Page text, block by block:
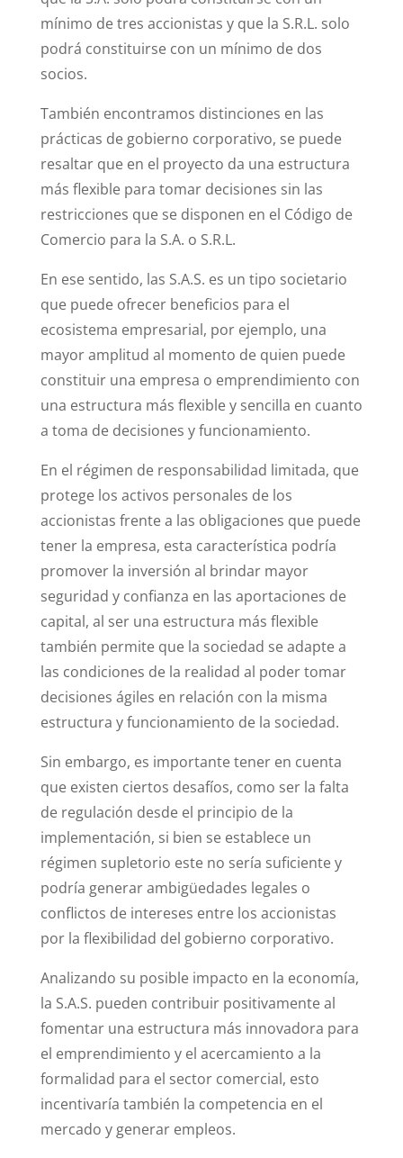
mínimo de tres accionistas y que la S.R.L. solo
podrá constituirse con un mínimo de dos
socios.
También encontramos distinciones en las
prácticas de gobierno corporativo, se puede
resaltar que en el proyecto da una estructura
más flexible para tomar decisiones sin las
restricciones que se disponen en el Código de
Comercio para la S.A. o S.R.L.
En ese sentido, las S.A.S. es un tipo societario
que puede ofrecer beneficios para el
ecosistema empresarial, por ejemplo, una
mayor amplitud al momento de quien puede
constituir una empresa o emprendimiento con
una estructura más flexible y sencilla en cuanto
a toma de decisiones y funcionamiento.
En el régimen de responsabilidad limitada, que
protege los activos personales de los
accionistas frente a las obligaciones que puede
tener la empresa, esta característica podría
promover la inversión al brindar mayor
seguridad y confianza en las aportaciones de
capital, al ser una estructura más flexible
también permite que la sociedad se adapte a
las condiciones de la realidad al poder tomar
decisiones ágiles en relación con la misma
estructura y funcionamiento de la sociedad.
Sin embargo, es importante tener en cuenta
que existen ciertos desafíos, como ser la falta
de regulación desde el principio de la
implementación, si bien se establece un
régimen supletorio este no sería suficiente y
podría generar ambigüedades legales o
conflictos de intereses entre los accionistas
por la flexibilidad del gobierno corporativo.
Analizando su posible impacto en la economía,
la S.A.S. pueden contribuir positivamente al
fomentar una estructura más innovadora para
el emprendimiento y el acercamiento a la
formalidad para el sector comercial, esto
incentivaría también la competencia en el
mercado y generar empleos.